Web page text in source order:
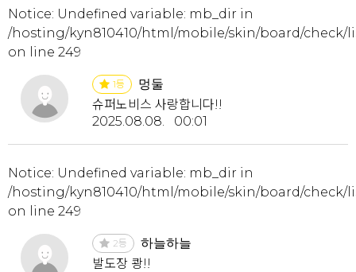
Notice: Undefined variable: mb_dir in
/hosting/kyn810410/html/mobile/skin/board/check/
on line 249
1등 멍둘
슈퍼노비스 사랑합니다!!
2025.08.08. 00:01
Notice: Undefined variable: mb_dir in
/hosting/kyn810410/html/mobile/skin/board/check/
on line 249
2등 하늘하늘
발도장 쾅!!